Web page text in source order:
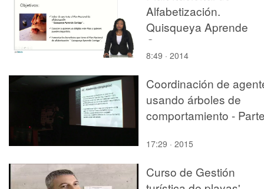
Alfabetización.
Quisqueya Aprende
Contigo
8:49 · 2014
Coordinación de
usando árboles de
comportamiento -
17:29 · 2015
Curso de Gestión